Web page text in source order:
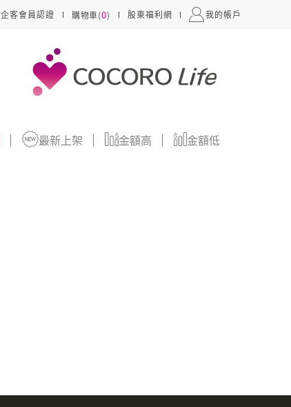
企客會員認證 購物車(0) 股東福利網 我的帳戶
最新上架 金額高 金額低